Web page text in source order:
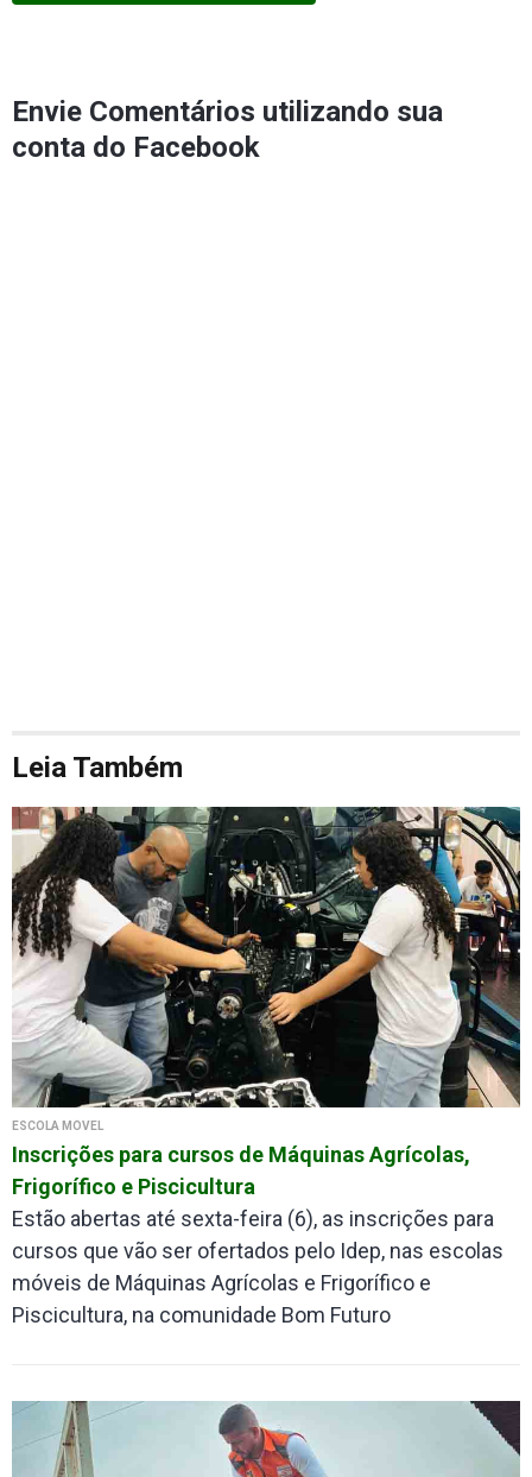
Envie Comentários utilizando sua
conta do Facebook
Leia Também
ESCOLA MÓVEL
Inscrições para cursos de Máquinas Agrícolas,
Frigorífico e Piscicultura
Estão abertas até sexta-feira (6), as inscrições para
cursos que vão ser ofertados pelo Idep, nas escolas
móveis de Máquinas Agrícolas e Frigorífico e
Piscicultura, na comunidade Bom Futuro